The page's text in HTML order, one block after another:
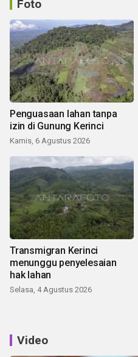
Foto
Penguasaan lahan tanpa
izin di Gunung Kerinci
Kamis, 6 Agustus 2026
Transmigran Kerinci
menunggu penyelesaian
hak lahan
Selasa, 4 Agustus 2026
Video